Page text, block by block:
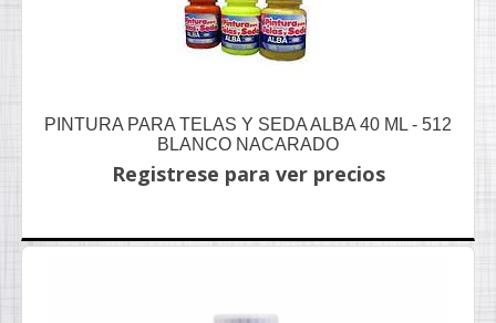
PINTURA PARA TELAS Y SEDA ALBA 40 ML - 512
BLANCO NACARADO
Registrese para ver precios